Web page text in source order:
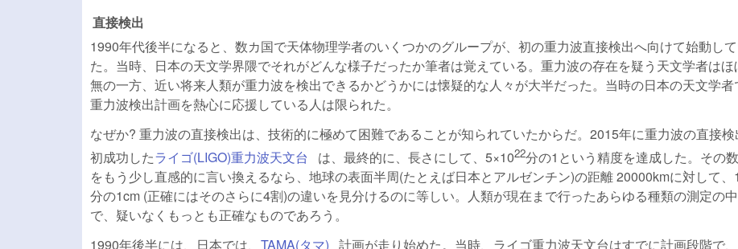
直接検出
1990年代後半になると、数カ国で天体物理学者のいくつかのグループが、初の重力波直接検出へ向けて始動し
た。当時、日本の天文学界隈でそれがどんな様子だったか筆者は覚えている。重力波の存在を疑う天文学者はほ
無の一方、近い将来人類が重力波を検出できるかどうかには懐疑的な人々が大半だった。当時の日本の天文学者
重力波検出計画を熱心に応援している人は限られた。
なぜか? 重力波の直接検出は、技術的に極めて困難であることが知られていたからだ。2015年に重力波の直接検
初成功したライゴ(LIGO)重力波天文台 (link is external)
は、最終的に、長さにして、5×1022分の1という精度を達成した。その
をもう少し直感的に言い換えるなら、地球の表面半周(たとえば日本とアルゼンチン)の距離 20000kmに対して、
分の1cm (正確にはそのさらに4割)の違いを見分けるのに等しい。人類が現在まで行ったあらゆる種類の測定の中
で、疑いなくもっとも正確なものであろう。
1990年後半には、日本では、 TAMA(タマ) (link is external)
計画が走り始めた。当時、ライゴ重力波天文台はすでに計画段階で、